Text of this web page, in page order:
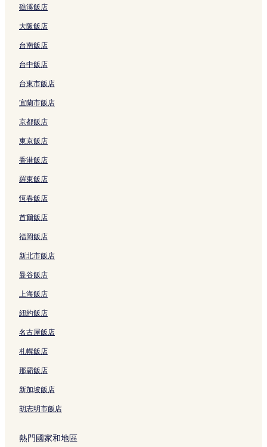
o
r
e
的
結
的
連
結
的
連
結
連
結
礁溪飯店
大阪飯店
台南飯店
台中飯店
台東市飯店
宜蘭市飯店
京都飯店
東京飯店
香港飯店
羅東飯店
恆春飯店
首爾飯店
福岡飯店
新北市飯店
曼谷飯店
上海飯店
紐約飯店
名古屋飯店
札幌飯店
那霸飯店
新加坡飯店
胡志明市飯店
熱門國家和地區